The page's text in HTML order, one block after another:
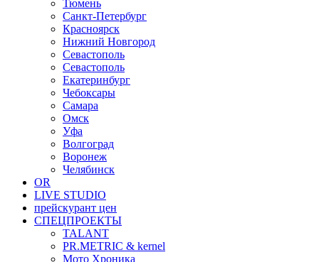
Тюмень
Санкт-Петербург
Красноярск
Нижний Новгород
Севастополь
Севастополь
Екатеринбург
Чебоксары
Самара
Омск
Уфа
Волгоград
Воронеж
Челябинск
OR
LIVE STUDIO
прейскурант цен
СПЕЦПРОЕКТЫ
TALANT
PR.METRIC & kernel
Мото Хроника